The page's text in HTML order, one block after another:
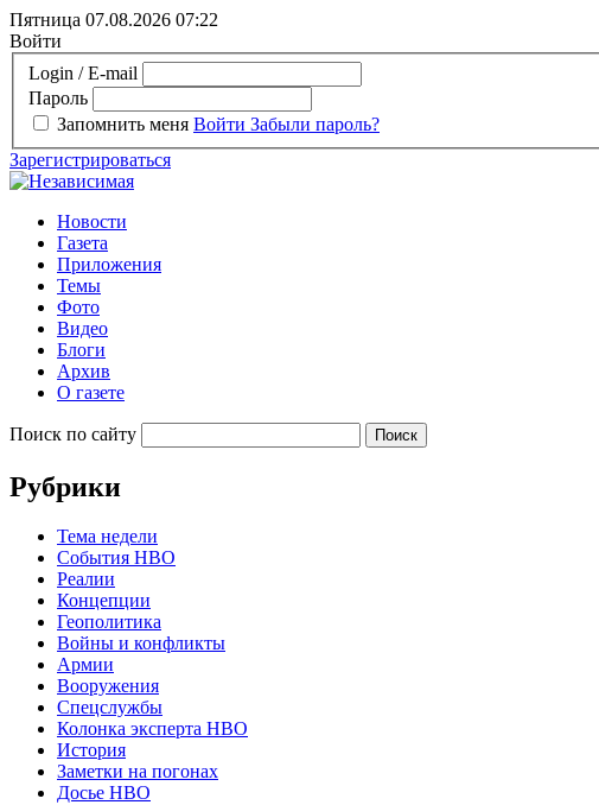
Пятница 07.08.2026 07:22
Войти
Login / E-mail
Пароль
Запомнить меня Войти Забыли пароль?
Зарегистрироваться
Новости
Газета
Приложения
Темы
Фото
Видео
Блоги
Архив
О газете
Поиск по сайту
Рубрики
Тема недели
События НВО
Реалии
Концепции
Геополитика
Войны и конфликты
Армии
Вооружения
Спецслужбы
Колонка эксперта НВО
История
Заметки на погонах
Досье НВО